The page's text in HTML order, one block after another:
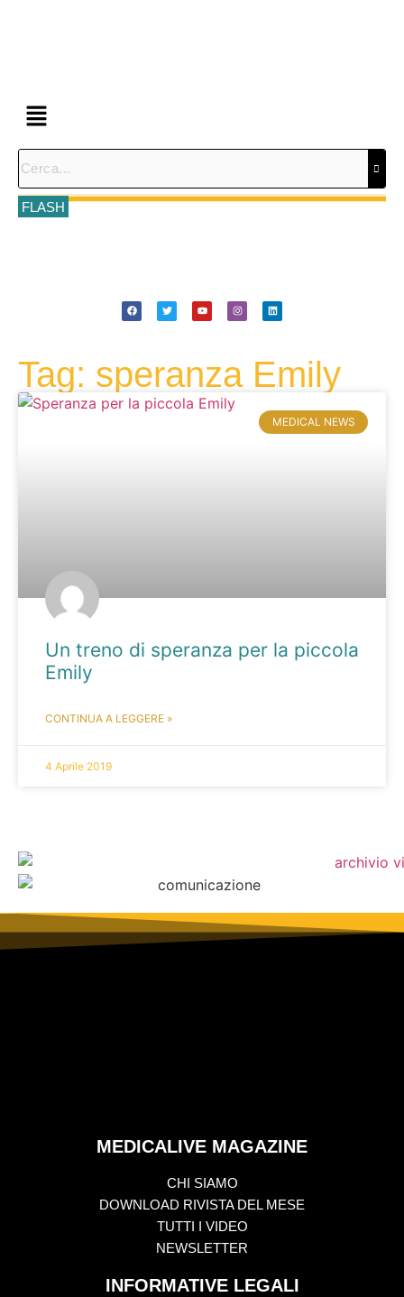
FLASH
Tag: speranza Emily
MEDICAL NEWS
Un treno di speranza per la piccola
Emily
CONTINUA A LEGGERE »
4 Aprile 2019
MEDICALIVE MAGAZINE
CHI SIAMO
DOWNLOAD RIVISTA DEL MESE
TUTTI I VIDEO
NEWSLETTER
INFORMATIVE LEGALI